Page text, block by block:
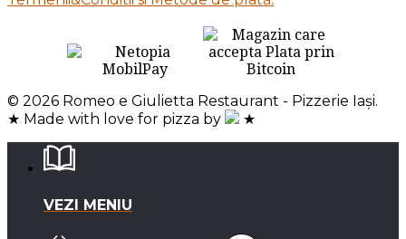
© 2026 Romeo e Giulietta Restaurant - Pizzerie Iași.
★ Made with love for pizza by
★
VEZI MENIU